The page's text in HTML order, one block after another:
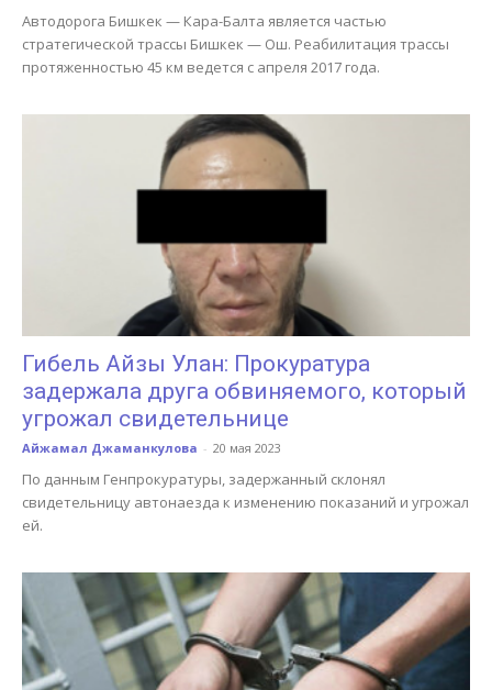
Автодорога Бишкек — Кара-Балта является частью
стратегической трассы Бишкек — Ош. Реабилитация трассы
протяженностью 45 км ведется с апреля 2017 года.
Гибель Айзы Улан: Прокуратура
задержала друга обвиняемого, который
угрожал свидетельнице
Айжамал Джаманкулова - 20 мая 2023
По данным Генпрокуратуры, задержанный склонял
свидетельницу автонаезда к изменению показаний и угрожал
ей.